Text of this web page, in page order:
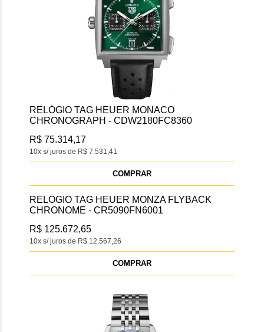
RELÓGIO TAG HEUER MONACO
CHRONOGRAPH - CDW2180FC8360
10x s/ juros de R$ 7.531,41
R$ 75.314,17
COMPRAR
RELÓGIO TAG HEUER MONZA FLYBACK
CHRONOME - CR5090FN6001
10x s/ juros de R$ 12.567,26
R$ 125.672,65
COMPRAR